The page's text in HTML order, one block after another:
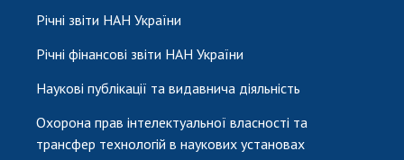
Річні звіти НАН України
Річні фінансові звіти НАН України
Наукові публікації та видавнича діяльність
Охорона прав інтелектуальної власності та
трансфер технологій в наукових установах